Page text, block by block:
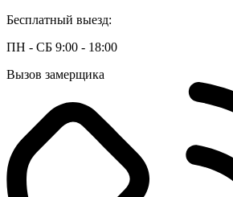
Бесплатный выезд:
ПН - СБ 9:00 - 18:00
Вызов замерщика